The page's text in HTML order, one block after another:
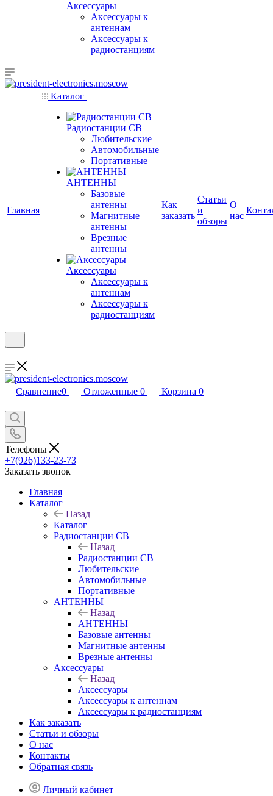
Аксессуары
Аксессуары к
антеннам
Аксессуары к
радиостанциям
Главная
Каталог
Радиостанции CB
Любительские
Автомобильные
Портативные
АНТЕННЫ
Базовые
антенны
Магнитные
антенны
Врезные
антенны
Аксессуары
Аксессуары к
антеннам
Аксессуары к
радиостанциям
Как
заказать
Статьи
и
обзоры
О
нас
Сравнение0 Отложенные 0 Корзина 0
Телефоны
+7(926)133-23-73
Заказать звонок
Главная
Каталог
Назад
Каталог
Радиостанции CB
Назад
Радиостанции CB
Любительские
Автомобильные
Портативные
АНТЕННЫ
Назад
АНТЕННЫ
Базовые антенны
Магнитные антенны
Врезные антенны
Аксессуары
Назад
Аксессуары
Аксессуары к антеннам
Аксессуары к радиостанциям
Как заказать
Статьи и обзоры
О нас
Контакты
Обратная связь
Личный кабинет